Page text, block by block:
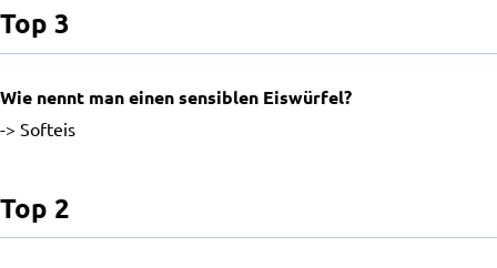
Top 3
Wie nennt man einen sensiblen Eiswürfel?
-> Softeis
Top 2